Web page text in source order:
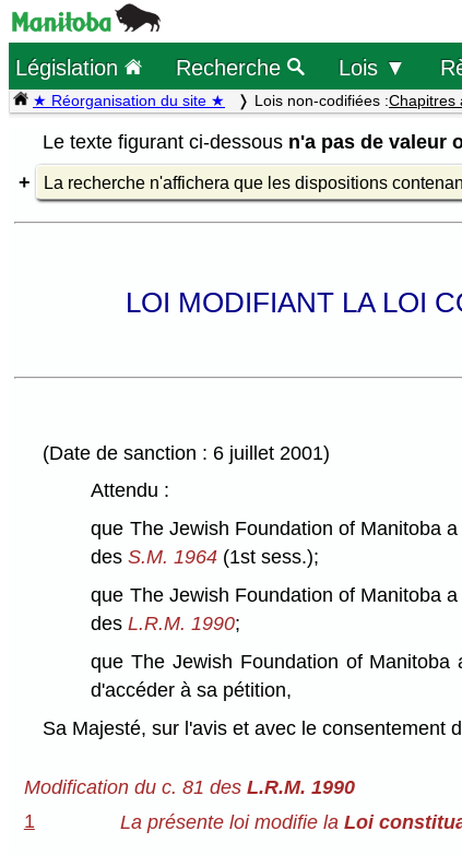
Législation Recherche Lois ▼
★ Réorganisation du site ★ Lois non-codifiées :Chapitres
Le texte figurant ci-dessous n'a pas de valeur
La recherche n'affichera que les dispositions
LOI MODIFIANT LA LOI
(Date de sanction : 6 juillet 2001)
Attendu :
que The Jewish Foundation of Manitoba
desS.M. 1964 (1st sess.);
que The Jewish Foundation of Manitoba
desL.R.M. 1990;
que The Jewish Foundation of
d'accéder à sa pétition,
Sa Majesté, sur l'avis et avec le consentement
Modification du c. 81 des L.R.M. 1990
1
La présente loi modifie la Loi